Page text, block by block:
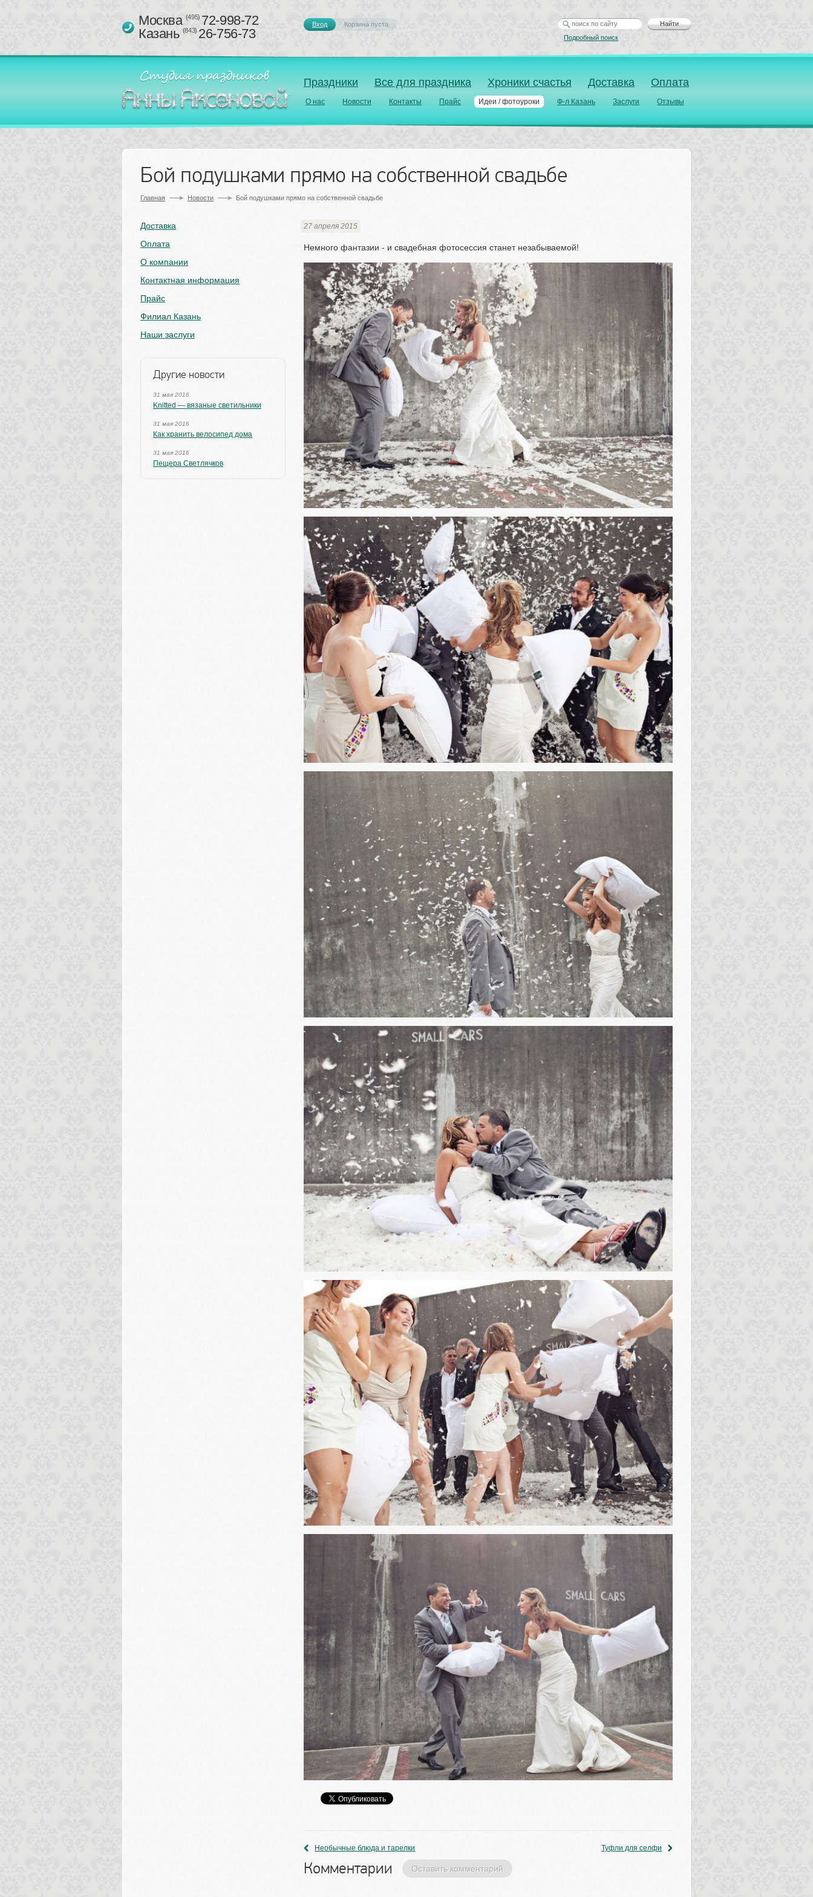
Праздники Все для праздника Хроники счастья Доставка Оплата
О нас Новости Контакты Прайс Идеи / фотоуроки Ф-л Казань Заслуги Отзывы
Москва (495)72-998-72
Казань (843)26-756-73
Вход Корзина пуста
Найти
Подробный поиск
Бой подушками прямо на собственной свадьбе
Главная Новости Бой подушками прямо на собственной свадьбе
27 апреля 2015
Немного фантазии - и свадебная фотосессия станет незабываемой!
Необычные блюда и тарелки Туфли для селфи
Комментарии Оставить комментарий
Доставка
Оплата
О компании
Контактная информация
Прайс
Филиал Казань
Наши заслуги
Другие новости
31 мая 2016
Knitted — вязаные светильники
31 мая 2016
Как хранить велосипед дома
31 мая 2016
Пещера Светлячков